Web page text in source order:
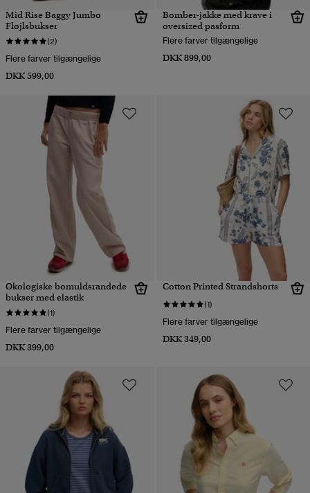
Mid Rise Baggy Jumbo
Fløjlsbukser
(2)
Flere farver tilgængelige
DKK 599,00
Bomber-jakke med krave i
oversized pasform
Flere farver tilgængelige
DKK 899,00
Økologiske bomuldsrandede
bukser med elastik
(1)
Flere farver tilgængelige
DKK 399,00
Cotton Printed Strandshorts
(1)
Flere farver tilgængelige
DKK 349,00